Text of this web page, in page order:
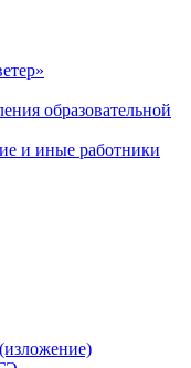
образовательной
и иные работники